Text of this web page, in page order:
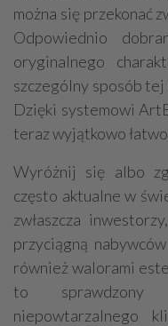
można się przekonać
Odpowiednio
oryginalnego
szczególny sposób
Dzięki systemowi
teraz wyjątkowo
Wyróżnij się albo
często aktualne w
zwłaszcza
przyciągną
również walorami
to sprawdzony
niepowtarzalnego